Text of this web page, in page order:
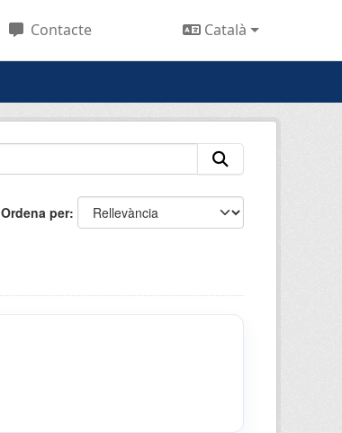
Contacte Català
Ordena per